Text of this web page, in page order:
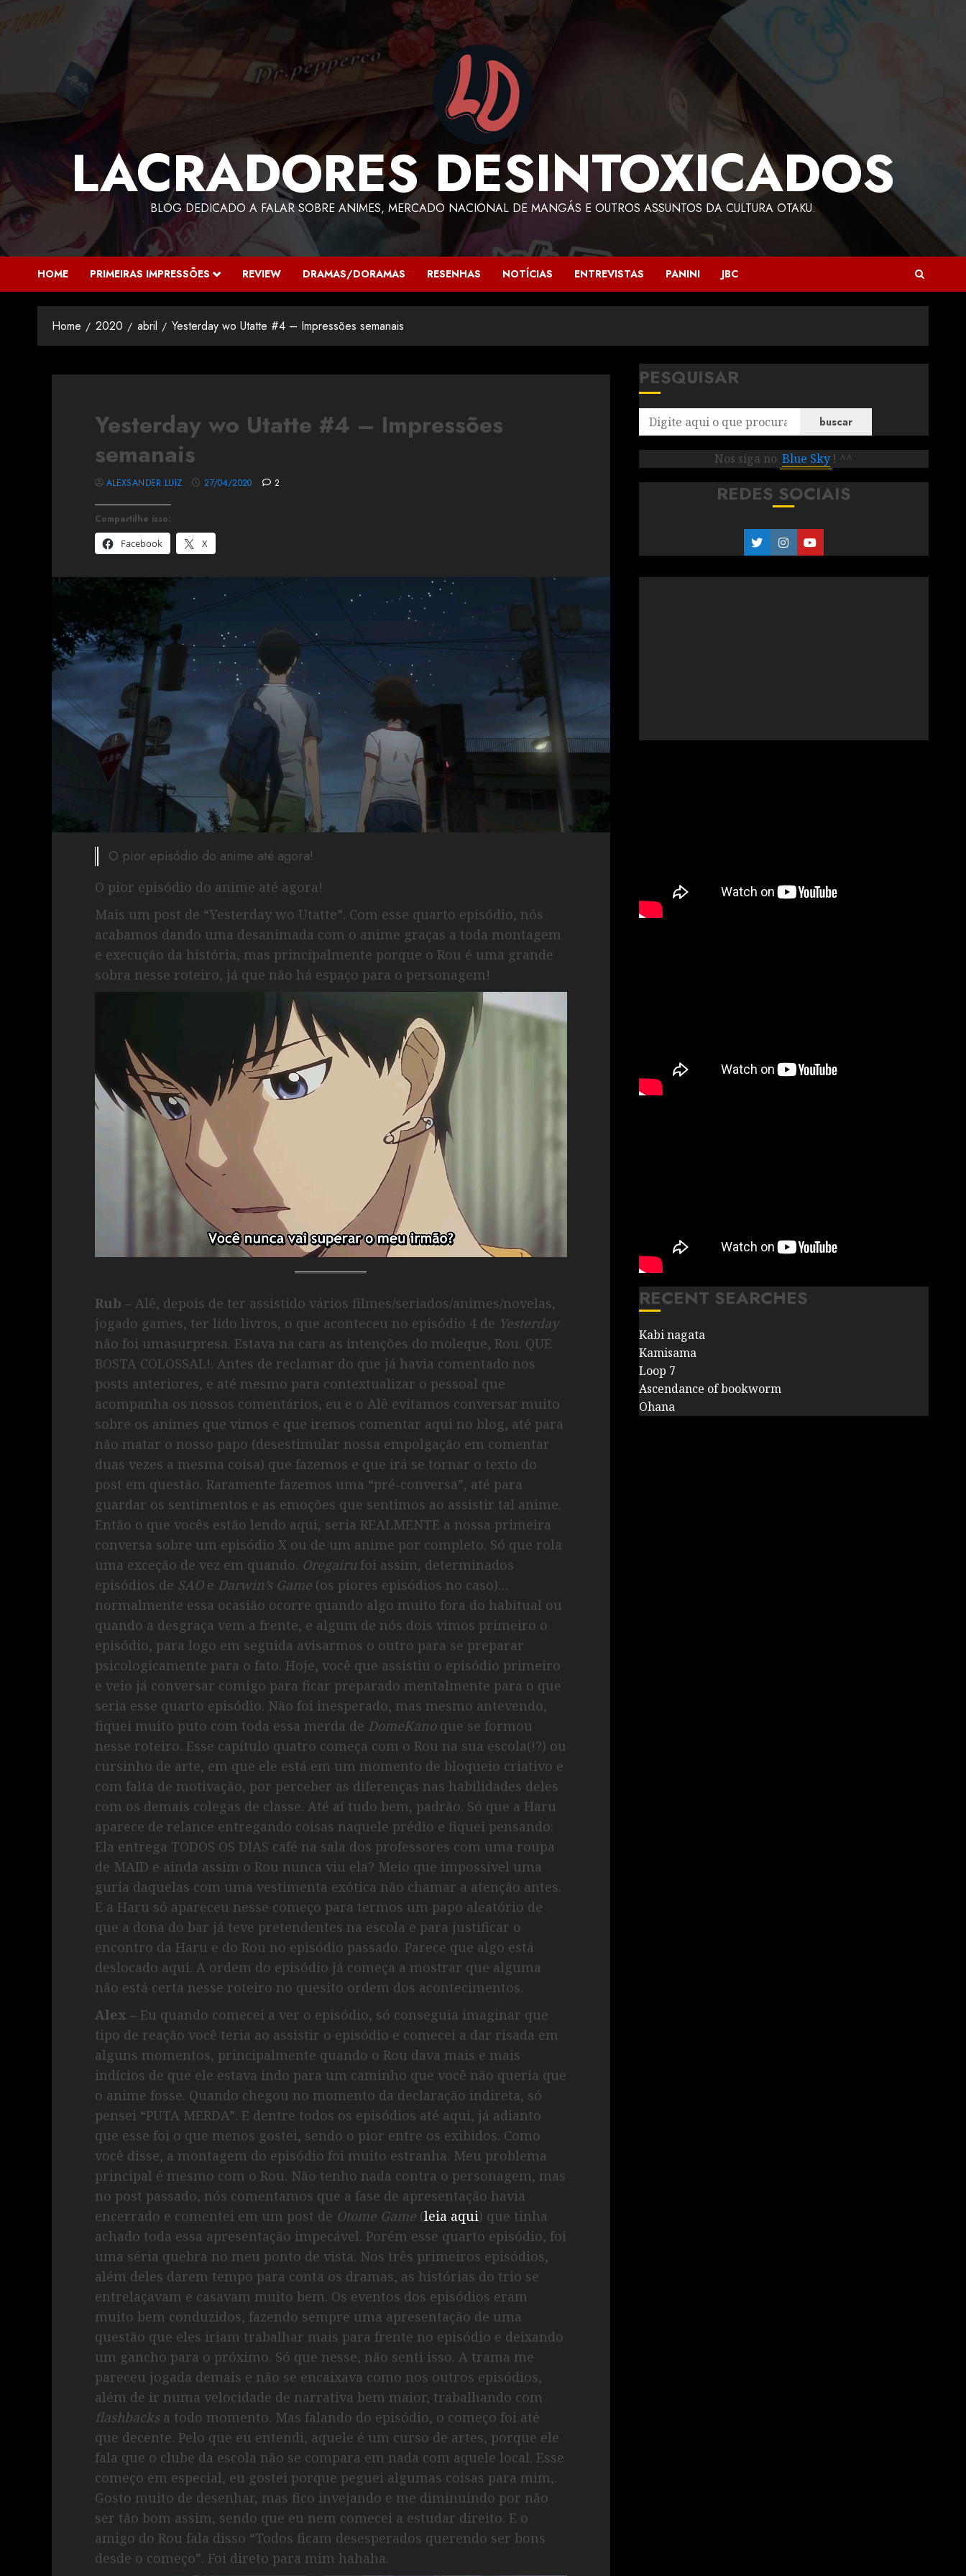
LACRADORES DESINTOXICADOS
BLOG DEDICADO A FALAR SOBRE ANIMES, MERCADO NACIONAL DE MANGÁS E OUTROS ASSUNTOS DA CULTURA OTAKU.
HOME PRIMEIRAS IMPRESSÕES REVIEW DRAMAS/DORAMAS RESENHAS NOTÍCIAS ENTREVISTAS PANINI JBC
Home 2020 abril Yesterday wo Utatte #4 – Impressões semanais
Yesterday wo Utatte #4 – Impressões
semanais
Compartilhe isso:
Facebook
X
ALEXSANDER LUIZ 27/04/2020 2
O pior episódio do anime até agora!
O pior episódio do anime até agora!
Mais um post de “Yesterday wo Utatte”. Com esse quarto episódio, nós
acabamos dando uma desanimada com o anime graças a toda montagem
e execução da história, mas principalmente porque o Rou é uma grande
sobra nesse roteiro, já que não há espaço para o personagem!
Rub – Alê, depois de ter assistido vários filmes/seriados/animes/novelas,
jogado games, ter lido livros, o que aconteceu no episódio 4 de Yesterday
não foi umasurpresa. Estava na cara as intenções do moleque, Rou. QUE
BOSTA COLOSSAL!. Antes de reclamar do que já havia comentado nos
posts anteriores, e até mesmo para contextualizar o pessoal que
acompanha os nossos comentários, eu e o Alê evitamos conversar muito
sobre os animes que vimos e que iremos comentar aqui no blog, até para
não matar o nosso papo (desestimular nossa empolgação em comentar
duas vezes a mesma coisa) que fazemos e que irá se tornar o texto do
post em questão. Raramente fazemos uma “pré-conversa”, até para
guardar os sentimentos e as emoções que sentimos ao assistir tal anime.
Então o que vocês estão lendo aqui, seria REALMENTE a nossa primeira
conversa sobre um episódio X ou de um anime por completo. Só que rola
uma exceção de vez em quando. Oregairufoi assim, determinados
episódios de SAOe Darwin’s Game (os piores episódios no caso)…
normalmente essa ocasião ocorre quando algo muito fora do habitual ou
quando a desgraça vem a frente, e algum de nós dois vimos primeiro o
episódio, para logo em seguida avisarmos o outro para se preparar
psicologicamente para o fato. Hoje, você que assistiu o episódio primeiro
e veio já conversar comigo para ficar preparado mentalmente para o que
seria esse quarto episódio. Não foi inesperado, mas mesmo antevendo,
fiquei muito puto com toda essa merda de DomeKanoque se formou
nesse roteiro. Esse capítulo quatro começa com o Rou na sua escola(!?) ou
cursinho de arte, em que ele está em um momento de bloqueio criativo e
com falta de motivação, por perceber as diferenças nas habilidades deles
com os demais colegas de classe. Até aí tudo bem, padrão. Só que a Haru
aparece de relance entregando coisas naquele prédio e fiquei pensando:
Ela entrega TODOS OS DIAS café na sala dos professores com uma roupa
de MAID e ainda assim o Rou nunca viu ela? Meio que impossível uma
guria daquelas com uma vestimenta exótica não chamar a atenção antes.
E a Haru só apareceu nesse começo para termos um papo aleatório de
que a dona do bar já teve pretendentes na escola e para justificar o
encontro da Haru e do Rou no episódio passado. Parece que algo está
deslocado aqui. A ordem do episódio já começa a mostrar que alguma
não está certa nesse roteiro no quesito ordem dos acontecimentos.
Alex – Eu quando comecei a ver o episódio, só conseguia imaginar que
tipo de reação você teria ao assistir o episódio e comecei a dar risada em
alguns momentos, principalmente quando o Rou dava mais e mais
indícios de que ele estava indo para um caminho que você não queria que
o anime fosse. Quando chegou no momento da declaração indireta, só
pensei “PUTA MERDA”. E dentre todos os episódios até aqui, já adianto
que esse foi o que menos gostei, sendo o pior entre os exibidos. Como
você disse, a montagem do episódio foi muito estranha. Meu problema
principal é mesmo com o Rou. Não tenho nada contra o personagem, mas
no post passado, nós comentamos que a fase de apresentação havia
encerrado e comentei em um post de Otome Game (leia aqui) que tinha
achado toda essa apresentação impecável. Porém esse quarto episódio, foi
uma séria quebra no meu ponto de vista. Nos três primeiros episódios,
além deles darem tempo para conta os dramas, as histórias do trio se
entrelaçavam e casavam muito bem. Os eventos dos episódios eram
muito bem conduzidos, fazendo sempre uma apresentação de uma
questão que eles iriam trabalhar mais para frente no episódio e deixando
um gancho para o próximo. Só que nesse, não senti isso. A trama me
pareceu jogada demais e não se encaixava como nos outros episódios,
além de ir numa velocidade de narrativa bem maior, trabalhando com
flashbacksa todo momento. Mas falando do episódio, o começo foi até
que decente. Pelo que eu entendi, aquele é um curso de artes, porque ele
fala que o clube da escola não se compara em nada com aquele local. Esse
começo em especial, eu gostei porque peguei algumas coisas para mim,.
Gosto muito de desenhar, mas fico invejando e me diminuindo por não
ser tão bom assim, sendo que eu nem comecei a estudar direito. E o
amigo do Rou fala disso “Todos ficam desesperados querendo ser bons
desde o começo”. Foi direto para mim hahaha.
PESQUISAR
buscar
Nos siga no Blue Sky ! ^^
REDES SOCIAIS
RECENT SEARCHES
Kabi nagata
Kamisama
Loop 7
Ascendance of bookworm
Ohana